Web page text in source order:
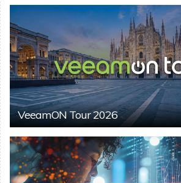
VeeamON Tour 2026